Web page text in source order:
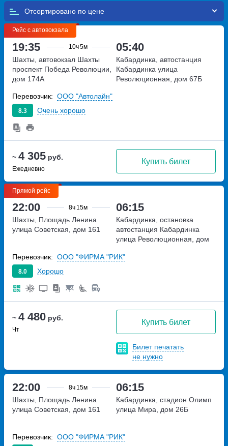
Отсортировано по
Рейс с автовокзала
19:35 10ч5м 05:40
~ 4 305 руб.
Ежедневно
Купить билет
Шахты, автовокзал Шахты
проспект Победа Революции,
дом 174А
Кабардинка, автостанция
Кабардинка улица
Революционная, дом 67Б
8.3 Очень хорошо
Перевозчик: ООО "Автолайн"
Прямой рейс
22:00 8ч 15м 06:15
~ 4 480 руб.
Чт
Купить билет
Билет печатать
не нужно
Шахты, Площадь Ленина
улица Советская, дом 161
Кабардинка, остановка
автостанция Кабардинка
улица Революционная, дом
8.0 Хорошо
Перевозчик: ООО "ФИРМА "РИК"
22:00 8ч 15м 06:15
Шахты, Площадь Ленина
улица Советская, дом 161
Кабардинка, стадион Олимп
улица Мира, дом 26Б
Перевозчик: ООО "ФИРМА "РИК"